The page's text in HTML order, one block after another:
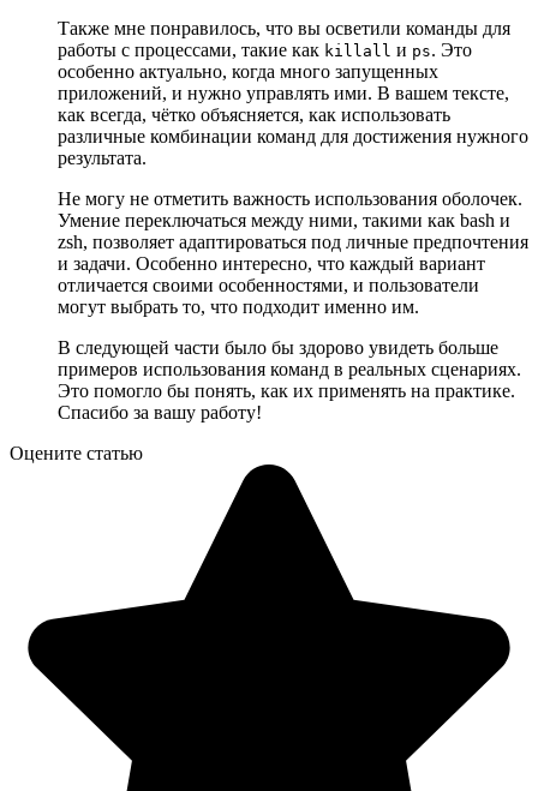
Также мне понравилось, что вы осветили команды для
работы с процессами, такие как killall и ps. Это
особенно актуально, когда много запущенных
приложений, и нужно управлять ими. В вашем тексте,
как всегда, чётко объясняется, как использовать
различные комбинации команд для достижения нужного
результата.
Не могу не отметить важность использования оболочек.
Умение переключаться между ними, такими как bash и
zsh, позволяет адаптироваться под личные предпочтения
и задачи. Особенно интересно, что каждый вариант
отличается своими особенностями, и пользователи
могут выбрать то, что подходит именно им.
В следующей части было бы здорово увидеть больше
примеров использования команд в реальных сценариях.
Это помогло бы понять, как их применять на практике.
Спасибо за вашу работу!
Оцените статью